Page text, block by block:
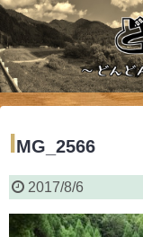
IMG_2566
2017/8/6